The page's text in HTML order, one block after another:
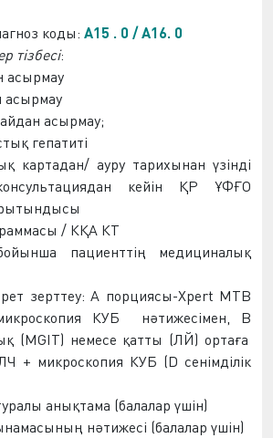
коды: A15 . 0 / A16. 0
тізбесі:
асырмау
асырмау
дан асырмау;
гепатиті
картадан/ ауру тарихынан үзінді
кейін ҚР ҰФҒО
ммасы / КҚА КТ
пациенттің медициналық
зерттеу: А порциясы-Xpert MTB
КУБ нәтижесімен, В
(MGIT) немесе қатты (ЛЙ) ортаға
+ микроскопия КУБ (D сенімділік
анықтама (балалар үшін)
нәтижесі (балалар үшін)